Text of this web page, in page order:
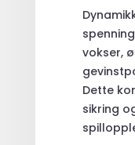
vokser,
Dette
sikring